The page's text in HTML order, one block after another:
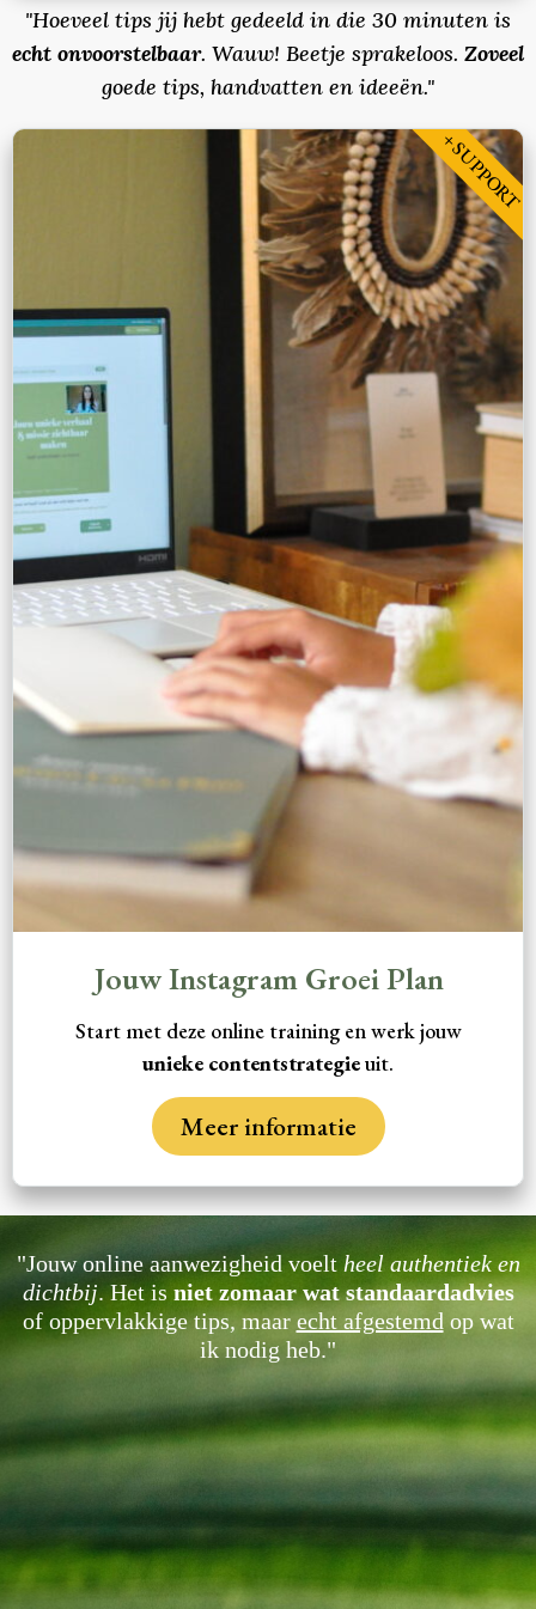
"Hoeveel tips jij hebt gedeeld in die 30 minuten is
echt onvoorstelbaar. Wauw! Beetje sprakeloos. Zoveel
goede tips, handvatten en ideeën."
Jouw Instagram Groei Plan
Start met deze online training en werk jouw
unieke contentstrategieuit.
Meer informatie
+ SUPPORT
"Jouw online aanwezigheid voelt heel authentiek en
dichtbij. Het is niet zomaar wat standaardadvies
of oppervlakkige tips, maar echt afgestemd op wat
ik nodig heb."